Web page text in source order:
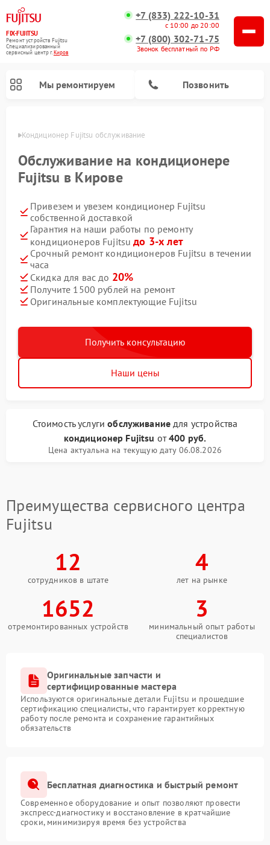
FIX-FUJITSU
Ремонт устройств Fujitsu
Специализированный
cервисный центр г.Киров
+7 (833) 222-10-31
с 10:00 до 20:00
+7 (800) 302-71-75
Звонок бесплатный по РФ
Мы ремонтируем Позвонить
Кондиционер Fujitsu обслуживание
Обслуживание на кондиционере
Fujitsu в Кирове
Привезем и увезем кондиционер Fujitsu
собственной доставкой
Гарантия на наши работы по ремонту
кондиционеров Fujitsuдо 3-х лет
Срочный ремонт кондиционеров Fujitsu в течении
часа
Скидка для вас до 20%
Получите 1500 рублей на ремонт
Оригинальные комплектующие Fujitsu
Получить консультацию
Наши цены
Стоимость услугиобслуживание для устройства
кондиционер Fujitsu от400 руб.
Цена актуальна на текущую дату 06.08.2026
Преимущества сервисного центра
Fujitsu
12
сотрудников в штате
4
лет на рынке
1652
отремонтированных устройств
3
минимальный опыт работы
специалистов
Оригинальные запчасти и
сертифицированные мастера
Используются оригинальные детали Fujitsu и прошедшие
сертификацию специалисты, что гарантирует корректную
работу после ремонта и сохранение гарантийных
обязательств
Бесплатная диагностика и быстрый ремонт
Современное оборудование и опыт позволяют провести
экспресс-диагностику и восстановление в кратчайшие
сроки, минимизируя время без устройства